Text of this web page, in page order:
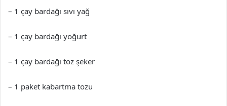
– 1 çay bardağı sıvı yağ
– 1 çay bardağı yoğurt
– 1 çay bardağı toz şeker
– 1 paket kabartma tozu